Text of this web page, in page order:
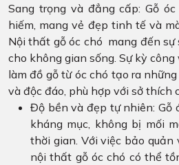
Sang trọng và đẳng cấp: Gỗ
hiếm, mang vẻ đẹp tinh tế và
Nội thất gỗ óc chó mang đến
cho không gian sống. Sự kỳ
làm đồ gỗ từ óc chó tạo ra
và độc đáo, phù hợp với sở thích
Độ bền và đẹp tự nhiên: Gỗ
kháng mục, không bị mối
thời gian. Với việc bảo quản
nội thất gỗ óc chó có thể